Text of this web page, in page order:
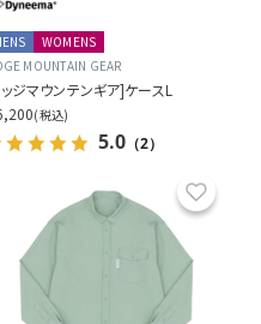
WOMENS
MOUNTAIN GEAR
ジマウンテンギア]ケースL
(税込)
5.0（2）
入り